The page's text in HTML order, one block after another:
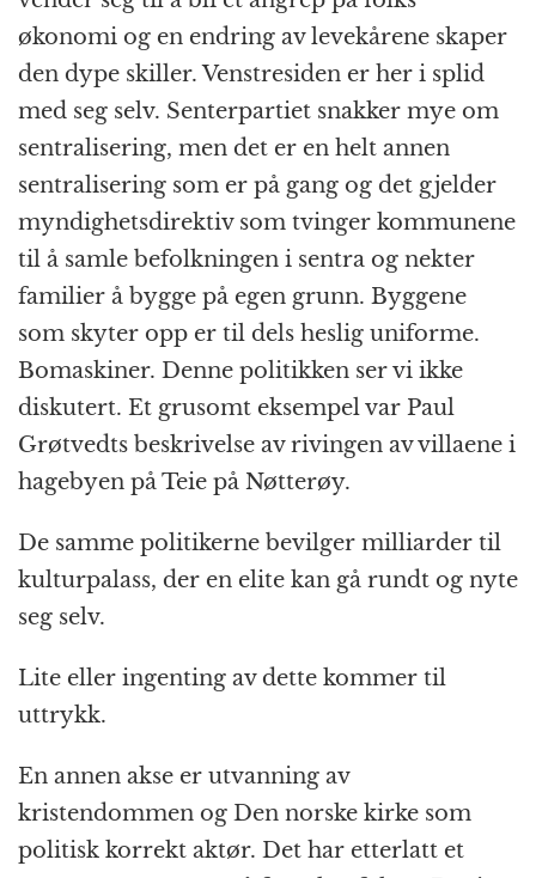
økonomi og en endring av levekårene skaper
den dype skiller. Venstresiden er her i splid
med seg selv. Senterpartiet snakker mye om
sentralisering, men det er en helt annen
sentralisering som er på gang og det gjelder
myndighetsdirektiv som tvinger kommunene
til å samle befolkningen i sentra og nekter
familier å bygge på egen grunn. Byggene
som skyter opp er til dels heslig uniforme.
Bomaskiner. Denne politikken ser vi ikke
diskutert. Et grusomt eksempel var Paul
Grøtvedts beskrivelse av rivingen av villaene i
hagebyen på Teie på Nøtterøy.
De samme politikerne bevilger milliarder til
kulturpalass, der en elite kan gå rundt og nyte
seg selv.
Lite eller ingenting av dette kommer til
uttrykk.
En annen akse er utvanning av
kristendommen og Den norske kirke som
politisk korrekt aktør. Det har etterlatt et